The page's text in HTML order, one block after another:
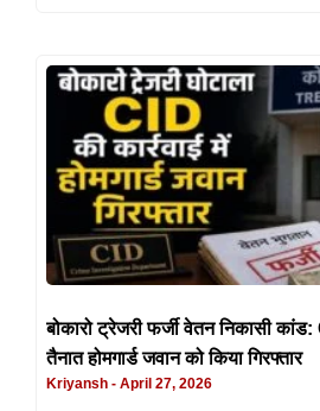
बोकारो ट्रेजरी फर्जी वेतन निकासी
तैनात होमगार्ड जवान को किया गिरफ्तार
Kriyansh April 27, 2026